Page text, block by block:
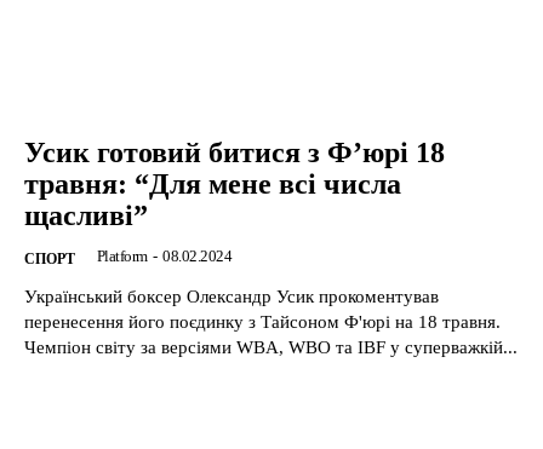
Усик готовий битися з Ф’юрі 18
травня: “Для мене всі числа
щасливі”
CПОРТ Platform - 08.02.2024
Український боксер Олександр Усик прокоментував
перенесення його поєдинку з Тайсоном Ф'юрі на 18 травня.
Чемпіон світу за версіями WBA, WBO та IBF у суперважкій...